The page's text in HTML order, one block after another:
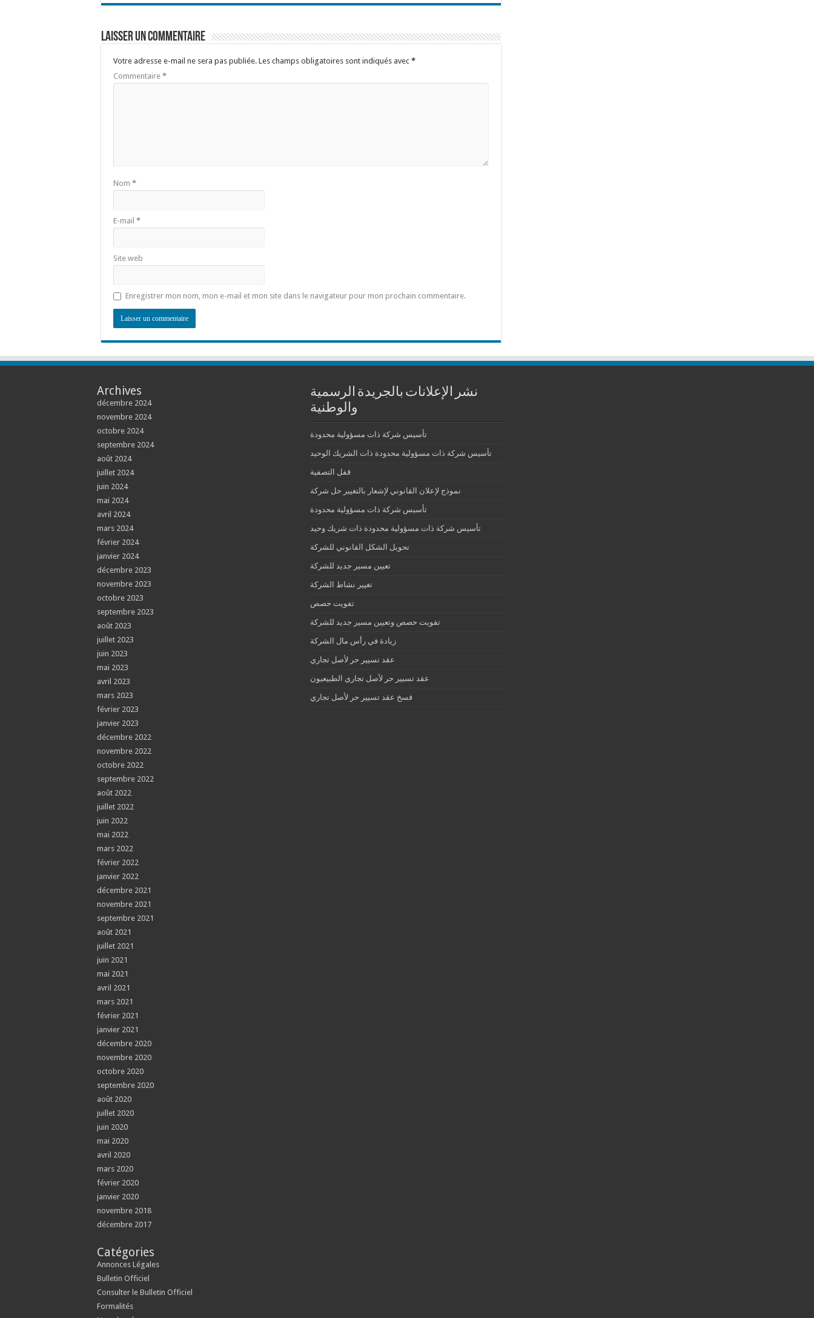
Laisser un commentaire
Votre adresse e-mail ne sera pas publiée. Les champs obligatoires sont indiqués avec *
Commentaire *
Nom *
E-mail *
Site web
Enregistrer mon nom, mon e-mail et mon site dans le navigateur pour mon prochain commentaire.
Archives
décembre 2024
novembre 2024
octobre 2024
septembre 2024
août 2024
juillet 2024
juin 2024
mai 2024
avril 2024
mars 2024
février 2024
janvier 2024
décembre 2023
novembre 2023
octobre 2023
septembre 2023
août 2023
juillet 2023
juin 2023
mai 2023
avril 2023
mars 2023
février 2023
janvier 2023
décembre 2022
novembre 2022
octobre 2022
septembre 2022
août 2022
juillet 2022
juin 2022
mai 2022
mars 2022
février 2022
janvier 2022
décembre 2021
novembre 2021
septembre 2021
août 2021
juillet 2021
juin 2021
mai 2021
avril 2021
mars 2021
février 2021
janvier 2021
décembre 2020
novembre 2020
octobre 2020
septembre 2020
août 2020
juillet 2020
juin 2020
mai 2020
avril 2020
mars 2020
février 2020
janvier 2020
novembre 2018
décembre 2017
Catégories
Annonces Légales
Bulletin Officiel
Consulter le Bulletin Officiel
Formalités
نشر الإعلانات بالجريدة الرسمية
والوطنية
تأسيس شركة ذات مسؤولية محدودة
تأسيس شركة ذات مسؤولية محدودة ذات الشريك الوحيد
قفل التصفية
نموذج لإعلان القانوني لإشعار بالتغيير حل شركة
تأسيس شركة ذات مسؤولية محدودة
تأسيس شركة ذات مسؤولية محدودة ذات شريك وحيد
تحويل الشكل القانوني للشركة
تعيين مسير جديد للشركة
تغيير نشاط الشركة
تفويت حصص
تفويت حصص وتعيين مسير جديد للشركة
زيادة في رأس مال الشركة
عقد تسيير حر لأصل تجاري
عقد تسيير حر لأصل تجاري الطبيعيون
فسخ عقد تسيير حر لأصل تجاري